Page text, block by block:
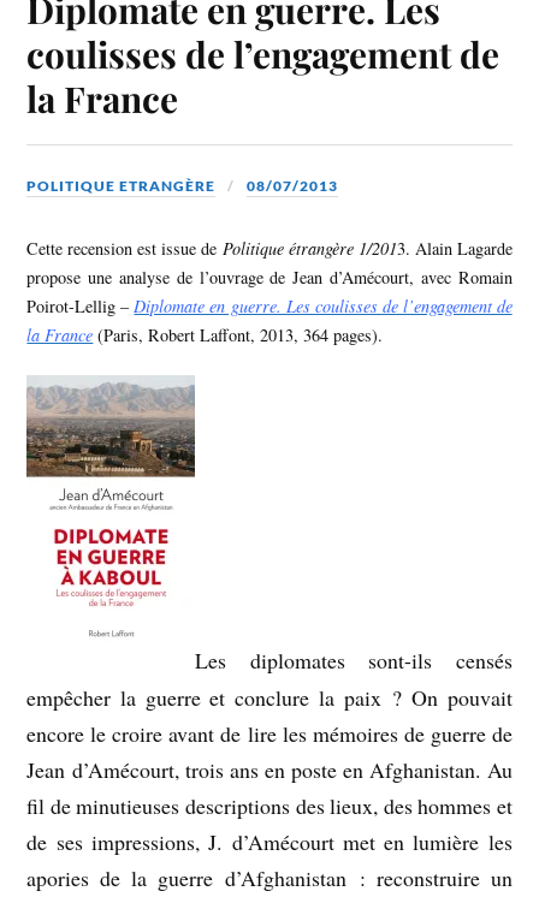
Diplomate en guerre. Les
coulisses de l’engagement de
la France
POLITIQUE ETRANGÈRE 08/07/2013
Cette recension est issue de Politique étrangère 1/2013. Alain Lagarde
propose une analyse de l’ouvrage de Jean d’Amécourt, avec Romain
Poirot-Lellig – Diplomate en guerre. Les coulisses de l’engagement de
la France (Paris, Robert Laffont, 2013, 364 pages).
Les diplomates sont-ils censés
empêcher la guerre et conclure la paix ? On pouvait
encore le croire avant de lire les mémoires de guerre de
Jean d’Amécourt, trois ans en poste en Afghanistan. Au
fil de minutieuses descriptions des lieux, des hommes et
de ses impressions, J. d’Amécourt met en lumière les
apories de la guerre d’Afghanistan : reconstruire un